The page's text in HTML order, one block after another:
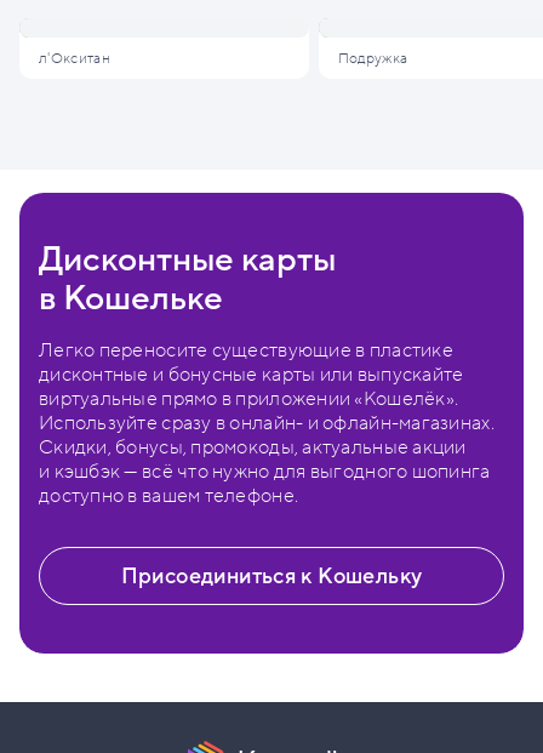
л'Окситан Подружка
Дисконтные карты
в Кошельке
Легко переносите существующие в пластике
дисконтные и бонусные карты или выпускайте
виртуальные прямо в приложении «Кошелёк».
Используйте сразу в онлайн- и офлайн-магазинах.
Скидки, бонусы, промокоды, актуальные акции
и кэшбэк — всё что нужно для выгодного шопинга
доступно в вашем телефоне.
Присоединиться к Кошельку